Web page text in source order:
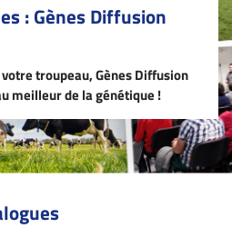
: Gènes Diffusion
troupeau, Gènes Diffusion
meilleur de la génétique !